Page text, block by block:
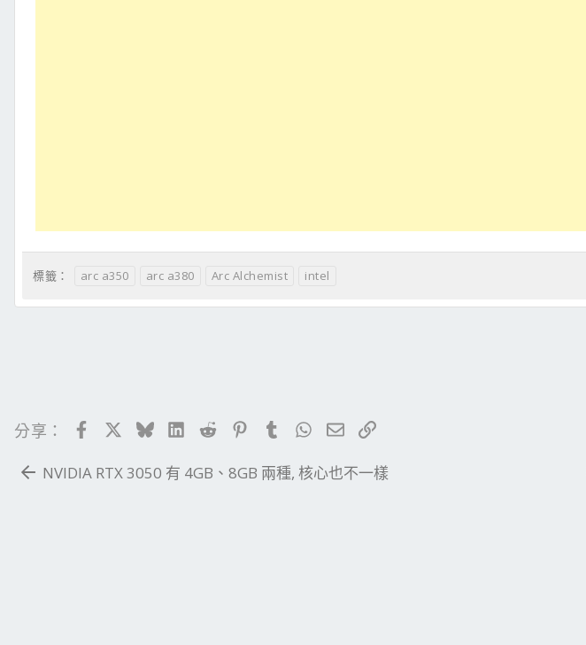
標籤： arc a350 arc a380 Arc Alchemist intel
分享： FacebookBlueskyLinkedIn
RedditPinterestTumblrWhatsApp
電子郵件
連結
NVIDIA RTX 3050 有 4GB、8GB 兩種, 核心也不一樣